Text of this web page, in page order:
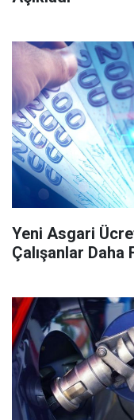
Yeni Asgari
Çalışanlar